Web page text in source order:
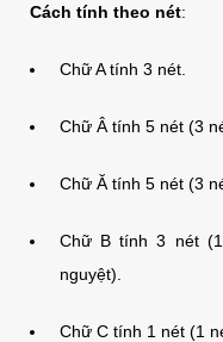
Cách tính theo nét:
Chữ A tính 3 nét.
Chữ Â tính 5 nét (3
Chữ Ă tính 5 nét (3
Chữ B tính 3 nét
nguyệt).
Chữ C tính 1 nét (1